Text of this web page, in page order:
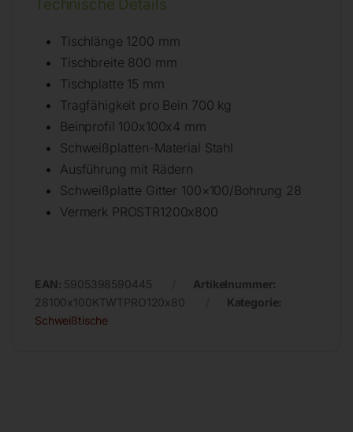
Technische Details
Tischlänge 1200 mm
Tischbreite 800 mm
Tischplatte 15 mm
Tragfähigkeit pro Bein 700 kg
Beinprofil 100x100x4 mm
Schweißplatten-Material Stahl
Ausführung mit Rädern
Schweißplatte Gitter 100×100/Bohrung 28
Vermerk PROSTR1200x800
EAN: 5905398590445
Artikelnummer:
28100x100KTWTPRO120x80
Kategorie:
Schweißtische